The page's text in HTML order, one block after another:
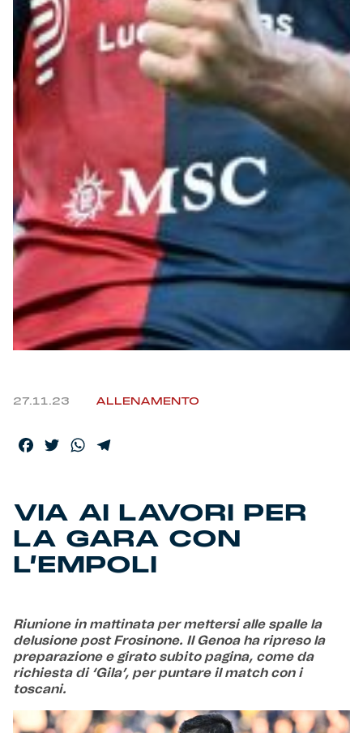
Robe di Kappa x Genoa
Vintage Collection
Red&Blue Voices
Accessori
Party
Outlet
Helan x Genoa
Isolani x Genoa
Fortissimo batte il mio cuor
27.11.23 ALLENAMENTO
Facebook
TwitterWhatsApp
VIA AI LAVORI PER
LA GARA CON
L’EMPOLI
Riunione in mattinata per mettersi alle spalle la
delusione post Frosinone. Il Genoa ha ripreso la
preparazione e girato subito pagina, come da
richiesta di ‘Gila’, per puntare il match con i
toscani.